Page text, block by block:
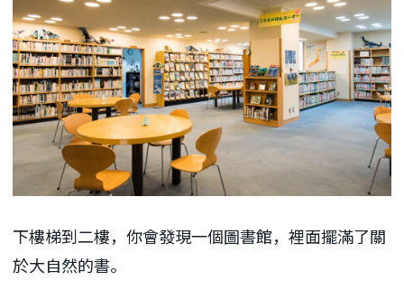
下樓梯到二樓，你會發現一個圖書館，裡面擺滿了關
於大自然的書。